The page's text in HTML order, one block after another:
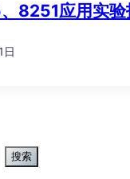
8251应用实验
日
搜索